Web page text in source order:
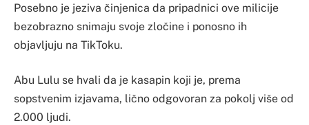
Posebno je jeziva činjenica da pripadnici ove milicije
bezobrazno snimaju svoje zločine i ponosno ih
objavljuju na TikToku.
Abu Lulu se hvali da je kasapin koji je, prema
sopstvenim izjavama, lično odgovoran za pokolj više od
2.000 ljudi.